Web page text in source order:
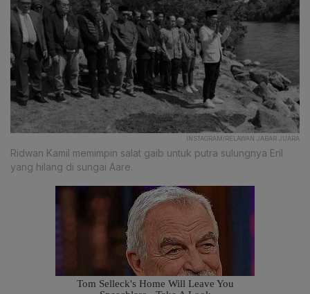
INSTAGRAM/RELAWAN JABAR JUARA
Ridwan Kamil memimpin salat gaib untuk putra sulungnya Eril
yang hilang di sungai Aare.